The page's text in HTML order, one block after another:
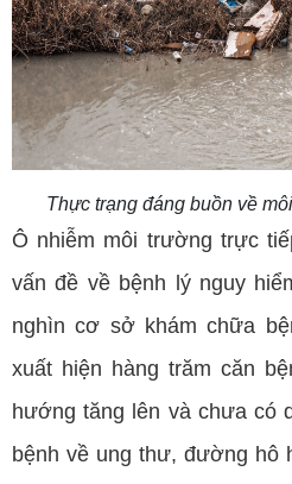
Thực trạng đáng buồn về
Ô nhiễm môi trường trực
vấn đề về bệnh lý nguy
nghìn cơ sở khám chữa
xuất hiện hàng trăm căn
hướng tăng lên và chưa có
bệnh về ung thư, đường hô